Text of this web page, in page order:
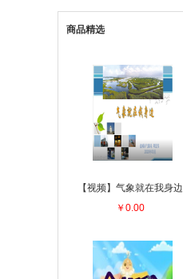
商品精选
【视频】气象就在我身边
￥0.00